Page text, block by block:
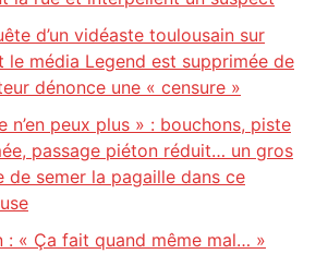
d’un vidéaste toulousain sur
le média Legend est supprimée de
dénonce une « censure »
n’en peux plus » : bouchons, piste
passage piéton réduit… un gros
de semer la pagaille dans ce
: « Ça fait quand même mal… »